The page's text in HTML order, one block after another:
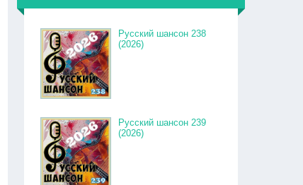
Русский шансон 238
(2026)
Русский шансон 239
(2026)